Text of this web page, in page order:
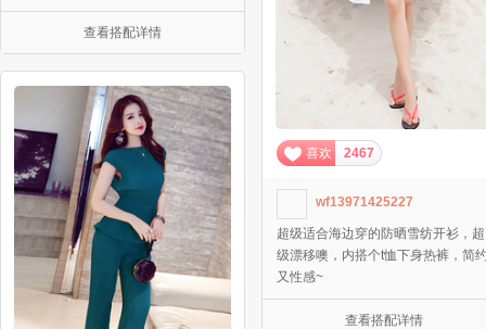
查看搭配详情
喜欢 2467
wf13971425227
超级适合海边穿的防晒雪纺开衫，超
级漂移噢，内搭个t恤下身热裤，简
又性感~
查看搭配详情